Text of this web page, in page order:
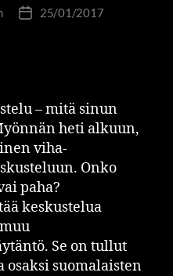
25/01/2017
– mitä sinun
heti alkuun,
viha-
Onko
paha?
keskustelua
Se on tullut
suomalaisten